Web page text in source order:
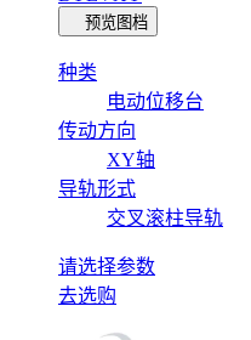
预览图档
种类
电动位移台
传动方向
XY轴
导轨形式
交叉滚柱导轨
请选择参数
去选购